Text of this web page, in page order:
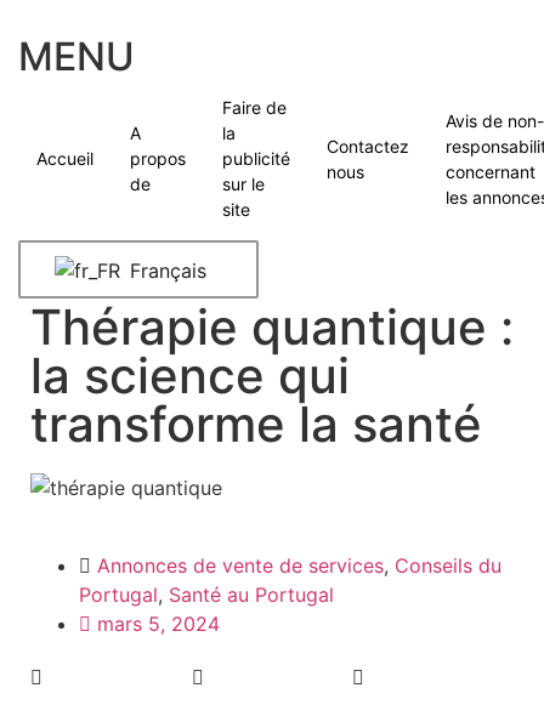
MENU
Accueil
A
propos
de
Faire de
la
publicité
sur le
site
Contactez
nous
Avis de non-
concernant
les
Français
Thérapie quantique :
la science qui
transforme la santé
Annonces de vente de services, Conseils du
Portugal, Santé au Portugal
mars 5, 2024